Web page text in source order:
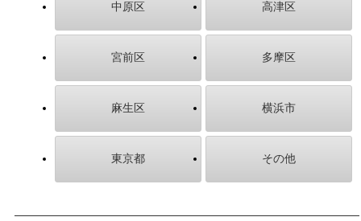
中原区 高津区
宮前区 多摩区
麻生区 横浜市
東京都 その他